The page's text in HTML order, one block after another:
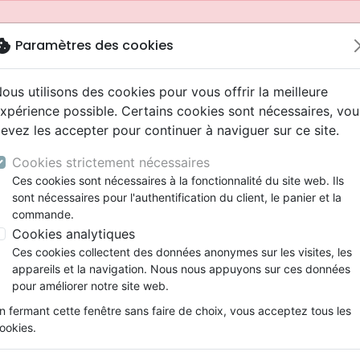
Nouveautés
Testaments
Etude biblique
Segond
Darby
Bandes dessinées
Souffrance, Relation d'aide
Ethique, société, politique
ans
Adolescents, jeunes
Latino, Folk
Soul
Rap, Hip-hop
Louange, Adoration
Pop, Rock
animés
conférences
Films, fiction
Jeux
Papeterie
depuis votre pays (United States).
spirituelle Femmes de Parole - Lire la Bible avec la tête
Paramètres des cookies
utilisons des cookies pour vous offrir la meilleure
possible. Certains cookies sont nécessaires,
les accepter pour continuer à naviguer sur ce site.
Cookies strictement nécessaires
Ces cookies sont nécessaires à la fonctionnalité du site web. Ils
sont nécessaires pour l'authentification du client, le panier et la
commande.
Cookies analytiques
Ces cookies collectent des données anonymes sur les visites, les
appareils et la navigation. Nous nous appuyons sur ces données
pour améliorer notre site web.
fermant cette fenêtre sans faire de choix, vous acceptez tous les